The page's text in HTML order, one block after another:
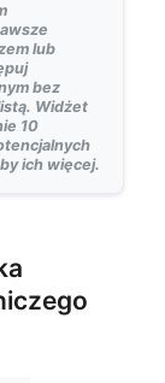
lub
bez
Widżet
10
ich więcej.